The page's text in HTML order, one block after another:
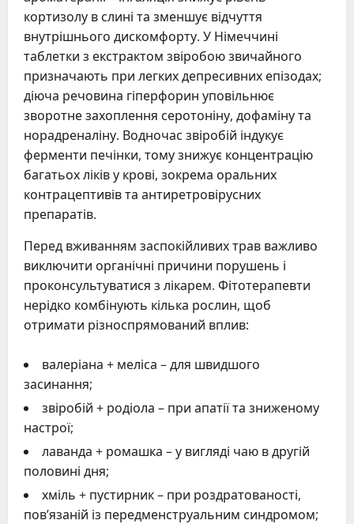
кортизолу в слині та зменшує відчуття
внутрішнього дискомфорту. У Німеччині
таблетки з екстрактом звіробою звичайного
призначають при легких депресивних епізодах;
діюча речовина гіперфорин уповільнює
зворотне захоплення серотоніну, дофаміну та
норадреналіну. Водночас звіробій індукує
ферменти печінки, тому знижує концентрацію
багатьох ліків у крові, зокрема оральних
контрацептивів та антиретровірусних
препаратів.
Перед вживанням заспокійливих трав важливо
виключити органічні причини порушень і
проконсультуватися з лікарем. Фітотерапевти
нерідко комбінують кілька рослин, щоб
отримати різноспрямований вплив:
валеріана + меліса – для швидшого
засинання;
звіробій + родіола – при апатії та зниженому
настрої;
лаванда + ромашка – у вигляді чаю в другій
половині дня;
хміль + пустирник – при роздратованості,
пов’язаній із передменструальним синдромом;